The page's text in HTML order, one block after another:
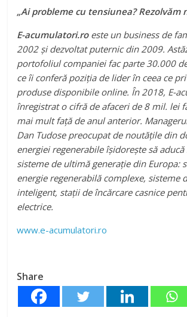
„Ai probleme cu tensiunea? Rezolvăm
E-acumulatori.roeste un business de
2002 și dezvoltat puternic din 2009.
portofoliul companiei fac parte 30.000
ce îi conferă poziția de lider în ceea ce
produse disponibile online. În 2018, E-
înregistrat o cifră de afaceri de 8 mil. lei
mai mult față de anul anterior.
Dan Tudose preocupat de noutăţile din
energiei regenerabile îşidoreşte să
sisteme de ultimă generaţie din Europa:
energie regenerabilă complexe, sisteme
inteligent, staţii de încărcare casnice
electrice.
www.e-acumulatori.ro
Share